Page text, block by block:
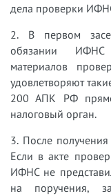
дела проверки
2. В первом
обязании ИФНС
материалов
удовлетворяют
200 АПК РФ
налоговый орган.
3. После
Если в акте
ИФНС не
на поручения,